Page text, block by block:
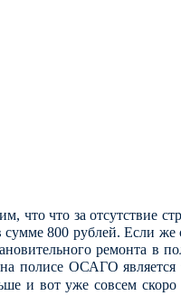
что что за отсутствие
800 рублей. Если же
ремонта в
полисе ОСАГО является
и вот уже совсем скоро